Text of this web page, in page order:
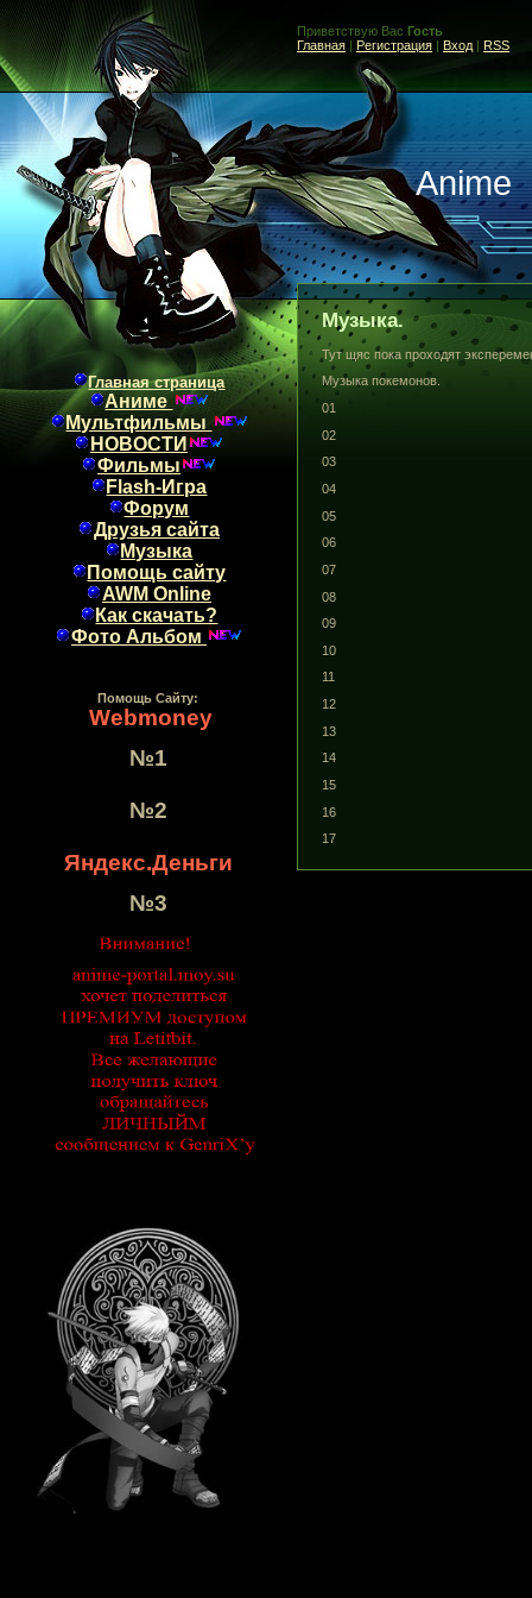
Главная страница
Аниме
Мультфильмы
НОВОСТИ
Фильмы
Flash-Игра
Форум
Друзья сайта
Музыка
Помощь сайту
AWM Online
Как скачать?
Фото Альбом
Помощь Сайту:
Webmoney
№1
№2
Яндекс.Деньги
№3
Приветствую Вас Гость
Главная | Регистрация | Вход | RSS
Anime
Музыка.
Тут щяс пока проходят
Музыка покемонов.
01
02
03
04
05
06
07
08
09
10
11
12
13
14
15
16
17